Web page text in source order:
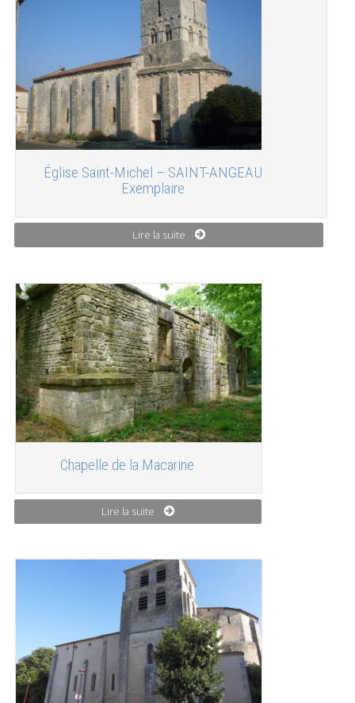
Église Saint-Michel – SAINT-ANGEAU
Exemplaire
Lire la suite
Chapelle de la Macarine
Lire la suite